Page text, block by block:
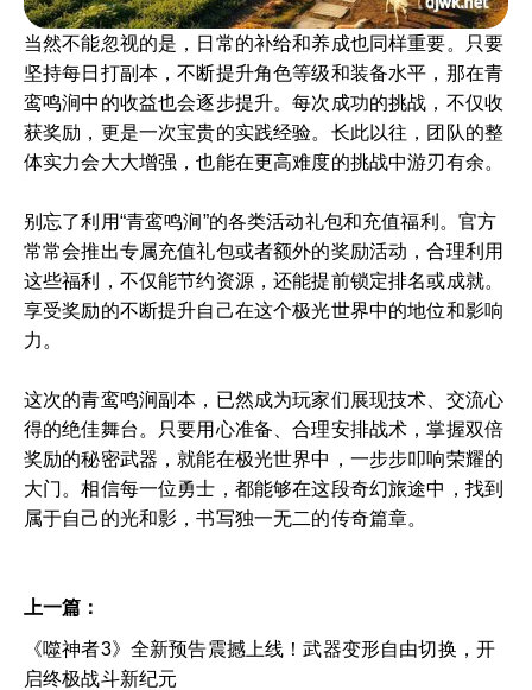
当然不能忽视的是，日常的补给和养成也同样重要。只要
坚持每日打副本，不断提升角色等级和装备水平，那在青
鸾鸣涧中的收益也会逐步提升。每次成功的挑战，不仅收
获奖励，更是一次宝贵的实践经验。长此以往，团队的整
体实力会大大增强，也能在更高难度的挑战中游刃有余。
别忘了利用“青鸾鸣涧”的各类活动礼包和充值福利。官方
常常会推出专属充值礼包或者额外的奖励活动，合理利用
这些福利，不仅能节约资源，还能提前锁定排名或成就。
享受奖励的不断提升自己在这个极光世界中的地位和影响
力。
这次的青鸾鸣涧副本，已然成为玩家们展现技术、交流心
得的绝佳舞台。只要用心准备、合理安排战术，掌握双倍
奖励的秘密武器，就能在极光世界中，一步步叩响荣耀的
大门。相信每一位勇士，都能够在这段奇幻旅途中，找到
属于自己的光和影，书写独一无二的传奇篇章。
上一篇：
《噬神者3》全新预告震撼上线！武器变形自由切换，开
启终极战斗新纪元